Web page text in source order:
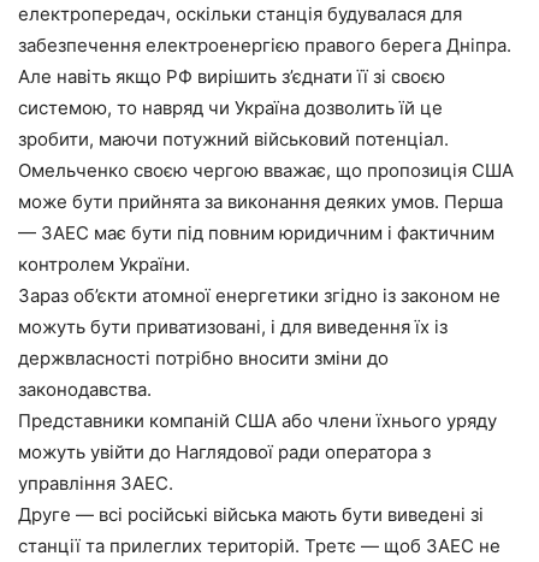
електропередач, оскільки станція будувалася для
забезпечення електроенергією правого берега Дніпра.
Але навіть якщо РФ вирішить з’єднати її зі своєю
системою, то навряд чи Україна дозволить їй це
зробити, маючи потужний військовий потенціал.
Омельченко своєю чергою вважає, що пропозиція США
може бути прийнята за виконання деяких умов. Перша
— ЗАЕС має бути під повним юридичним і фактичним
контролем України.
Зараз об’єкти атомної енергетики згідно із законом не
можуть бути приватизовані, і для виведення їх із
держвласності потрібно вносити зміни до
законодавства.
Представники компаній США або члени їхнього уряду
можуть увійти до Наглядової ради оператора з
управління ЗАЕС.
Друге — всі російські війська мають бути виведені зі
станції та прилеглих територій. Третє — щоб ЗАЕС не